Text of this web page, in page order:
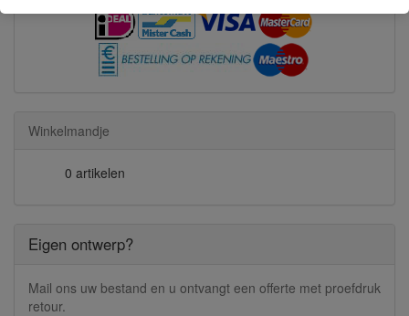
Winkelmandje
0 artikelen
Eigen ontwerp?
Mail ons uw bestand en u ontvangt een offerte met proefdruk
retour.